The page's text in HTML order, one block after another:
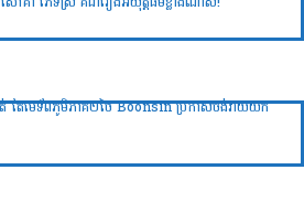
ងាត់ តែមេទ័ពភូមិភាគ២ថៃ Boonsin ប្រកាសចង់វាយយក